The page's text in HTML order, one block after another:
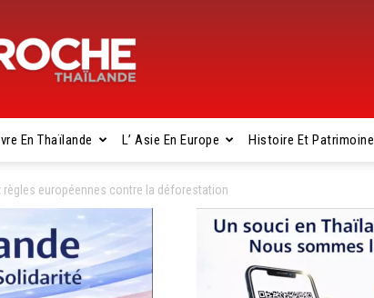
Gavroche
Thaïlande
En Thaïlande L’ Asie En Europe Histoire Et Patrimoine
règles européennes contre la déforestation